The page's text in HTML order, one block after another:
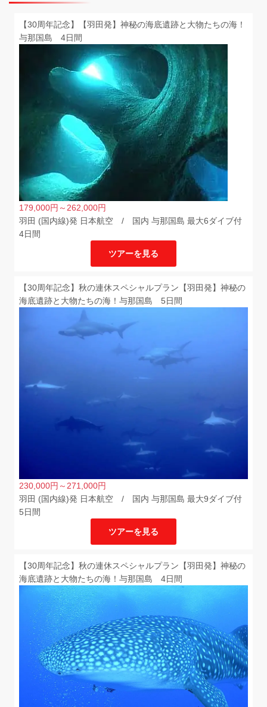
【30周年記念】【羽田発】神秘の海底遺跡と大物たちの海！
与那国島 4日間
179,000円 ～262,000円
羽田 (国内線)発 日本航空 / 国内 与那国島 最大6ダイブ付
4日間
ツアーを見る
【30周年記念】秋の連休スペシャルプラン【羽田発】神秘の
海底遺跡と大物たちの海！与那国島 5日間
230,000円 ～271,000円
羽田 (国内線)発 日本航空 / 国内 与那国島 最大9ダイブ付
5日間
ツアーを見る
【30周年記念】秋の連休スペシャルプラン【羽田発】神秘の
海底遺跡と大物たちの海！与那国島 4日間